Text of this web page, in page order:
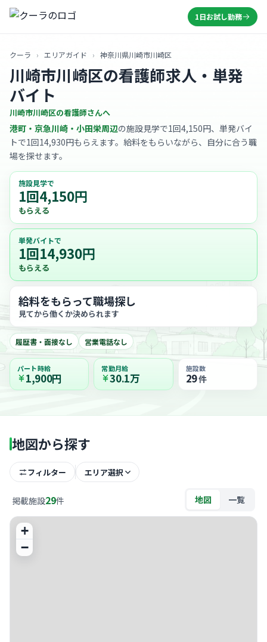
1日お試し勤務
クーラ › エリアガイド › 神奈川県川崎市川崎区
川崎市川崎区の看護師求人・単発
バイト
川崎市川崎区の看護師さんへ
港町・京急川崎・小田栄周辺の施設見学で1回4,150円、単発バイ
トで1回14,930円もらえます。給料をもらいながら、自分に合う職
場を探せます。
施設見学で
1回4,150円
もらえる
単発バイトで
1回14,930円
もらえる
給料をもらって職場探し
見てから働くか決められます
履歴書・面接なし 営業電話なし
パート時給
1,900円
常勤月給
30.1万
施設数
29件
地図から探す
フィルター エリア選択
掲載施設29件 地図 一覧
+
−